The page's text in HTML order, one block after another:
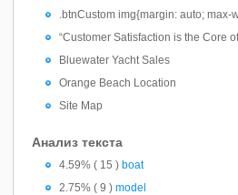
.btnCustom img{margin: auto;
“Customer Satisfaction is the Core
Bluewater Yacht Sales
Orange Beach Location
Site Map
Анализ текста
4.59% ( 15 ) boat
2.75% ( 9 ) model